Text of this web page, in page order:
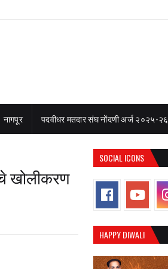
नागपूर पदवीधर मतदार संघ नोंदणी अर्ज २०२५-२६
खोलीकरण
SOCIAL ICONS
HAPPY DIWALI